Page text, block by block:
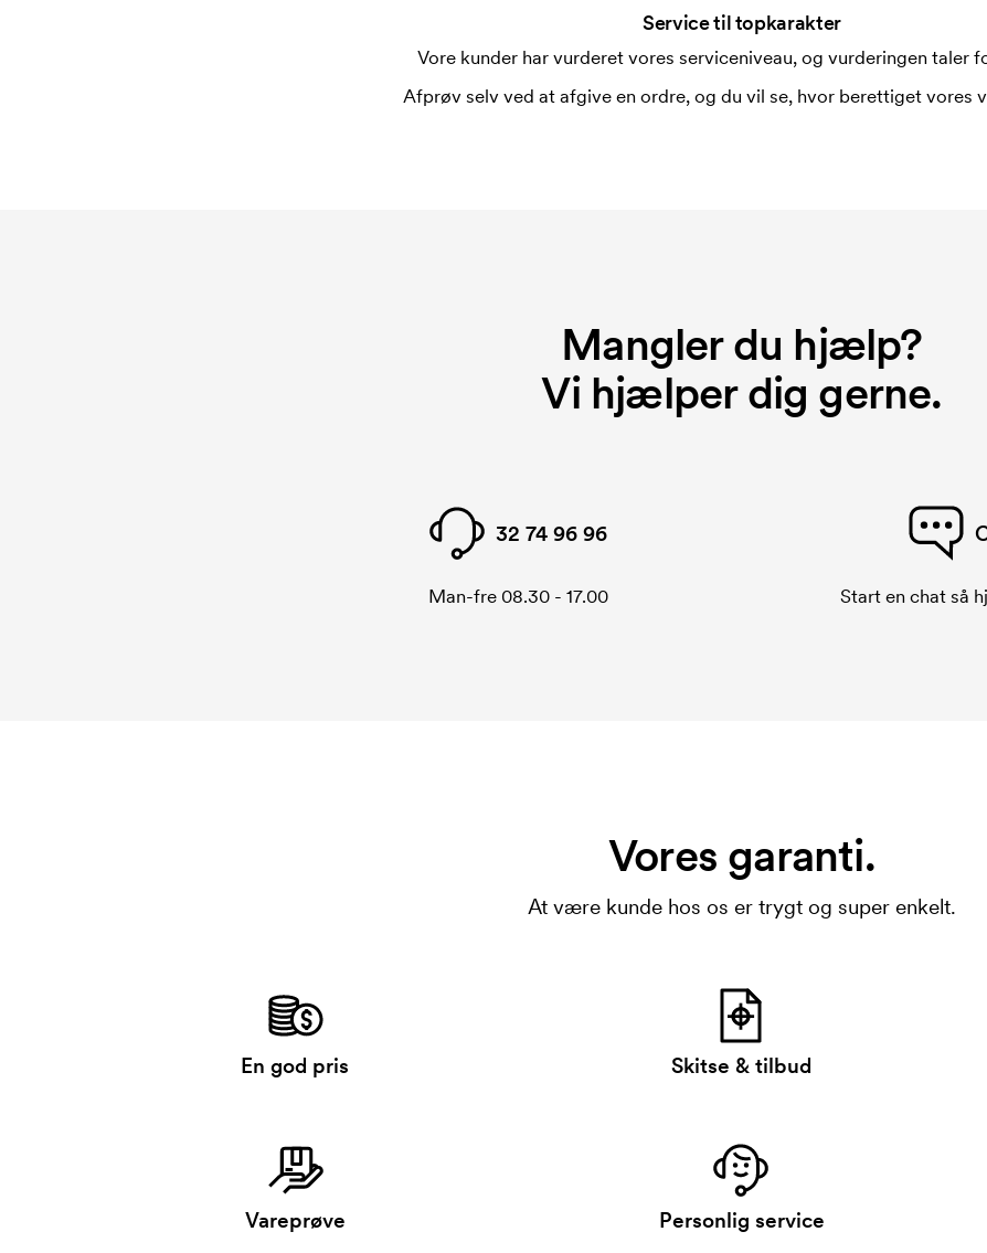
Service til topkarakter
Vore kunder har vurderet vores serviceniveau, og vurderingen taler
Afprøv selv ved at afgive en ordre, og du vil se, hvor berettiget vores
Mangler du hjælp?
Vi hjælper dig gerne.
32 74 96 96
Man-fre 08.30 - 17.00 Start en chat så
Vores garanti.
At være kunde hos os er trygt og super enkelt.
En god pris Skitse & tilbud
Vareprøve Personlig service